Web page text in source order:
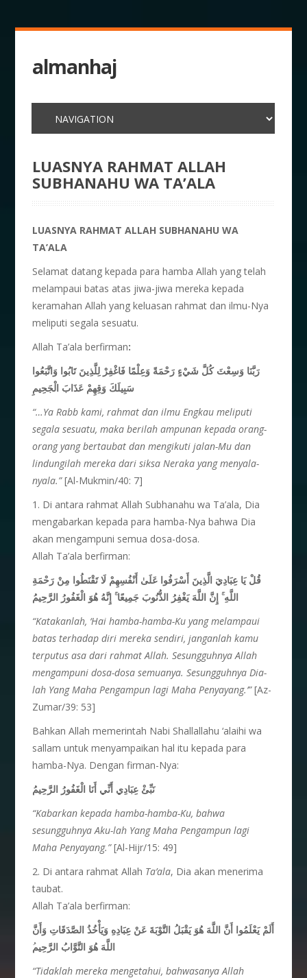
almanhaj
LUASNYA RAHMAT ALLAH
SUBHANAHU WA TA’ALA
LUASNYA RAHMAT ALLAH SUBHANAHU WA
TA’ALA
Selamat datang kepada para hamba Allah yang telah
melampaui batas atas jiwa-jiwa mereka kepada
keramahan Allah yang keluasan rahmat dan ilmu-Nya
meliputi segala sesuatu.
Allah Ta’ala berfirman:
رَبَّنَا وَسِعْتَ كُلَّ شَيْءٍ رَحْمَةً وَعِلْمًا فَاغْفِرْ لِلَّذِينَ تَابُوا وَاتَّبَعُوا
سَبِيلَكَ وَقِهِمْ عَذَابَ الْجَحِيمِ
“…Ya Rabb kami, rahmat dan ilmu Engkau meliputi
segala sesuatu, maka berilah ampunan kepada orang-
orang yang bertaubat dan mengikuti jalan-Mu dan
lindungilah mereka dari siksa Neraka yang menyala-
nyala.”[Al-Mukmin/40: 7]
1. Di antara rahmat Allah Subhanahu wa Ta’ala, Dia
mengabarkan kepada para hamba-Nya bahwa Dia
akan mengampuni semua dosa-dosa.
Allah Ta’ala berfirman:
قُلْ يَا عِبَادِيَ الَّذِينَ أَسْرَفُوا عَلَىٰ أَنْفُسِهِمْ لَا تَقْنَطُوا مِنْ رَحْمَةِ
اللَّهِۚإِنَّ اللَّهَ يَغْفِرُ الذُّنُوبَ جَمِيعًاۚإِنَّهُ هُوَ الْغَفُورُ الرَّحِيمُ
“Katakanlah, ‘Hai hamba-hamba-Ku yang melampaui
batas terhadap diri mereka sendiri, janganlah kamu
terputus asa dari rahmat Allah. Sesungguhnya Allah
mengampuni dosa-dosa semuanya. Sesungguhnya Dia-
lah Yang Maha Pengampun lagi Maha Penyayang.’”[Az-
Zumar/39: 53]
Bahkan Allah memerintah Nabi Shallallahu ‘alaihi wa
sallam untuk menyampaikan hal itu kepada para
hamba-Nya. Dengan firman-Nya:
نَبِّئْ عِبَادِي أَنِّي أَنَا الْغَفُورُ الرَّحِيمُ
“Kabarkan kepada hamba-hamba-Ku, bahwa
sesungguhnya Aku-lah Yang Maha Pengampun lagi
Maha Penyayang.”[Al-Hijr/15: 49]
2. Di antara rahmat Allah Ta’ala, Dia akan menerima
taubat.
Allah Ta’ala berfirman:
أَلَمْ يَعْلَمُوا أَنَّ اللَّهَ هُوَ يَقْبَلُ التَّوْبَةَ عَنْ عِبَادِهِ وَيَأْخُذُ الصَّدَقَاتِ وَأَنَّ
اللَّهَ هُوَ التَّوَّابُ الرَّحِيم
“Tidaklah mereka mengetahui, bahwasanya Allah